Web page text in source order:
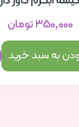
۳۵۰٬۰۰۰ تومان
به سبد خرید